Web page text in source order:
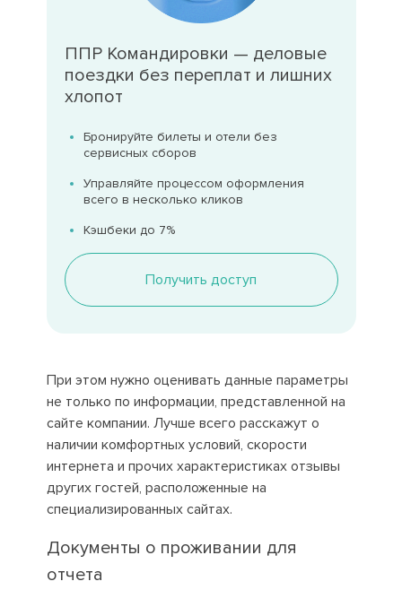
ППР Командировки — деловые
поездки без переплат и лишних
хлопот
Бронируйте билеты и отели без
сервисных сборов
Управляйте процессом оформления
всего в несколько кликов
Кэшбеки до 7%
Получить доступ
При этом нужно оценивать данные параметры
не только по информации, представленной на
сайте компании. Лучше всего расскажут о
наличии комфортных условий, скорости
интернета и прочих характеристиках отзывы
других гостей, расположенные на
специализированных сайтах.
Документы о проживании для
отчета